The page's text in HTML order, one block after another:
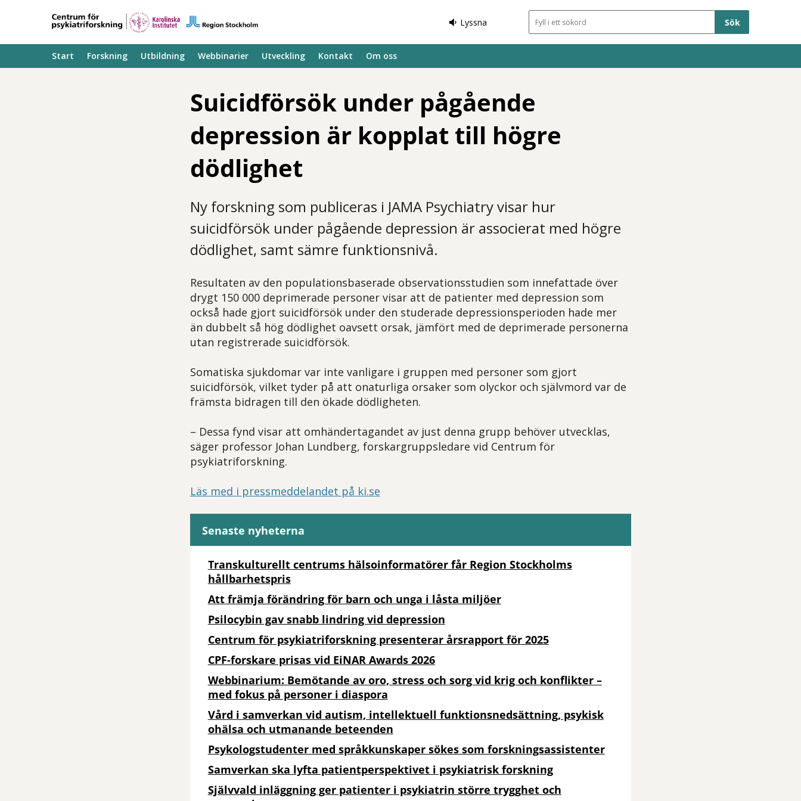
Lyssna Sökfält
Start Forskning Utbildning Webbinarier Utveckling Kontakt Om oss
Suicidförsök under pågående
depression är kopplat till högre
dödlighet
Ny forskning som publiceras i JAMA Psychiatry visar hur
suicidförsök under pågående depression är associerat med högre
dödlighet, samt sämre funktionsnivå.
Resultaten av den populationsbaserade observationsstudien som innefattade över
drygt 150 000 deprimerade personer visar att de patienter med depression som
också hade gjort suicidförsök under den studerade depressionsperioden hade mer
än dubbelt så hög dödlighet oavsett orsak, jämfört med de deprimerade personerna
utan registrerade suicidförsök.
Somatiska sjukdomar var inte vanligare i gruppen med personer som gjort
suicidförsök, vilket tyder på att onaturliga orsaker som olyckor och självmord var de
främsta bidragen till den ökade dödligheten.
– Dessa fynd visar att omhändertagandet av just denna grupp behöver utvecklas,
säger professor Johan Lundberg, forskargruppsledare vid Centrum för
psykiatriforskning.
Läs med i pressmeddelandet på ki.se
Senaste nyheterna
Transkulturellt centrums hälsoinformatörer får Region Stockholms
hållbarhetspris
Att främja förändring för barn och unga i låsta miljöer
Psilocybin gav snabb lindring vid depression
Centrum för psykiatriforskning presenterar årsrapport för 2025
CPF-forskare prisas vid EiNAR Awards 2026
Webbinarium: Bemötande av oro, stress och sorg vid krig och konflikter –
med fokus på personer i diaspora
Vård i samverkan vid autism, intellektuell funktionsnedsättning, psykisk
ohälsa och utmanande beteenden
Psykologstudenter med språkkunskaper sökes som forskningsassistenter
Samverkan ska lyfta patientperspektivet i psykiatrisk forskning
Självvald inläggning ger patienter i psykiatrin större trygghet och